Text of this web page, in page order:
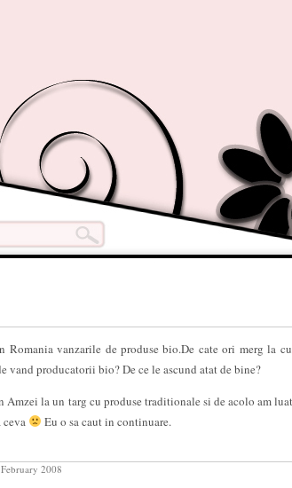
Romania vanzarile de produse bio.De cate ori merg la
vand producatorii bio? De ce le ascund atat de bine?
Amzei la un targ cu produse traditionale si de acolo am
ceva
Eu o sa caut in continuare.
2008